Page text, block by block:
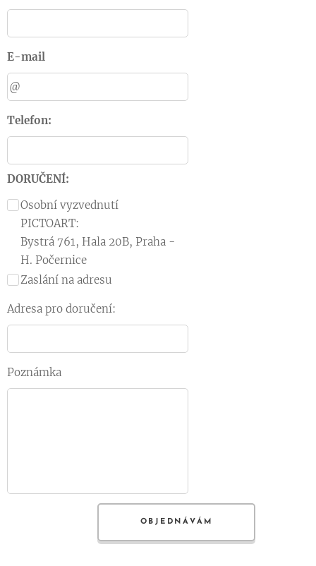
E-mail
Telefon:
DORUČENÍ:
Osobní vyzvednutí
PICTOART:
Bystrá 761, Hala 20B, Praha -
H. Počernice
Zaslání na adresu
Adresa pro doručení:
Poznámka
OBJEDNÁVÁM